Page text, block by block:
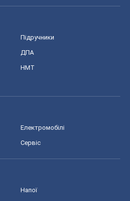
Підручники
ДПА
НМТ
Електромобілі
Сервіс
Напої